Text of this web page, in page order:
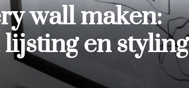
wall maken:
en styling